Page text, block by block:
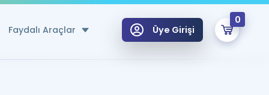
Faydalı Araçlar Üye Girişi
0